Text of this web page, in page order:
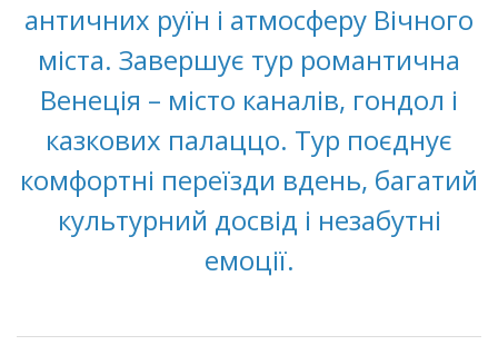
античних руїн і атмосферу Вічного
міста. Завершує тур романтична
Венеція – місто каналів, гондол і
казкових палаццо. Тур поєднує
комфортні переїзди вдень, багатий
культурний досвід і незабутні
емоції.